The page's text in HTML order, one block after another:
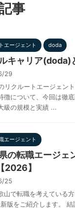
事
エージェント doda
キャリア(doda)
29
リクルートエージェン
徴について、今回は徹
級の規模と実績 ...
エージェント
の転職エージェ
2026】
25
山で転職を考えている
版をご紹介します。